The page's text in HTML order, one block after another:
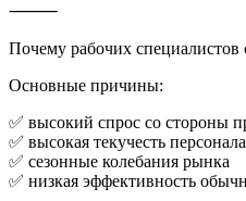
⸻
Почему рабочих специалистов
Основные причины:
✅ высокий спрос со стороны
✅ высокая текучесть персонала
✅ сезонные колебания рынка
✅ низкая эффективность